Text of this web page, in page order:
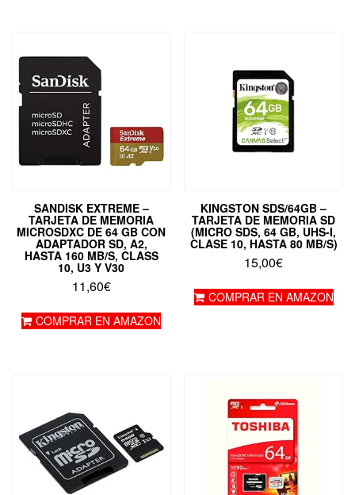
SANDISK EXTREME –
TARJETA DE MEMORIA
MICROSDXC DE 64 GB CON
ADAPTADOR SD, A2,
HASTA 160 MB/S, CLASS
10, U3 Y V30
11,60€
COMPRAR EN AMAZON
KINGSTON SDS/64GB –
TARJETA DE MEMORIA SD
(MICRO SDS, 64 GB, UHS-I,
CLASE 10, HASTA 80 MB/S)
15,00€
COMPRAR EN AMAZON